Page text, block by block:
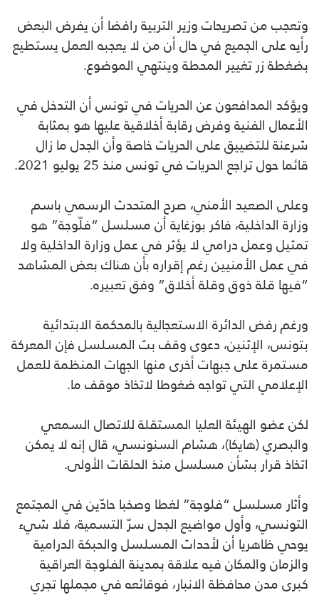
وتعجب من تصريحات وزير التربية رافضا أن يفرض البعض
رأيه على الجميع في حال أن من لا يعجبه العمل يستطيع
بضغطة زر تغيير المحطة وينتهي الموضوع.
ويؤكد المدافعون عن الحريات في تونس أن التدخل في
الأعمال الفنية وفرض رقابة أخلاقية عليها هو بمثابة
شرعنة للتضييق على الحريات خاصة وأن الجدل ما زال
قائما حول تراجع الحريات في تونس منذ 25 يوليو 2021.
وعلى الصعيد الأمني، صرح المتحدث الرسمي باسم
وزارة الداخلية، فاكر بوزغاية أن مسلسل “فلّوجة” هو
تمثيل وعمل درامي لا يؤثر في عمل وزارة الداخلية ولا
في عمل الأمنيين رغم إقراره بأن هناك بعض المشاهد
“فيها قلة ذوق وقلة أخلاق” وفق تعبيره.
ورغم رفض الدائرة الاستعجالية بالمحكمة الابتدائية
بتونس، الإثنين، دعوى وقف بث المسلسل فإن المعركة
مستمرة على جبهات أخرى منها الجهات المنظمة للعمل
الإعلامي التي تواجه ضغوطا لاتخاذ موقف ما.
لكن عضو الهيئة العليا المستقلة للاتصال السمعي
والبصري (هايكا)، هشام السنونسي، قال إنه لا يمكن
اتخاذ قرار بشأن مسلسل منذ الحلقات الأولى.
وأثار مسلسل “فلوجة” لغطا وصخبا حادّين في المجتمع
التونسي، وأول مواضيع الجدل سرّ التسمية، فلا شيء
يوحي ظاهريا أن لأحداث المسلسل والحبكة الدرامية
والزمان والمكان فيه علاقة بمدينة الفلوجة العراقية
كبرى مدن محافظة الانبار، فوقائعه في مجملها تجري